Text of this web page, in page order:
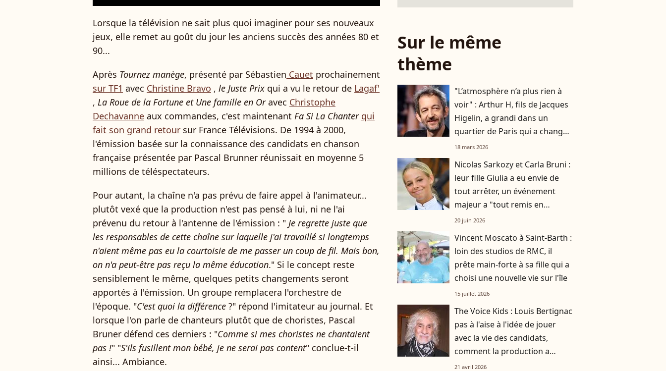
Lorsque la télévision ne sait plus quoi imaginer pour ses nouveaux
jeux, elle remet au goût du jour les anciens succès des années 80 et
90...
Après Tournez manège, présenté par Sébastien Cauet prochainement
sur TF1 avec Christine Bravo , le Juste Prix qui a vu le retour de Lagaf'
, La Roue de la Fortune et Une famille en Oravec Christophe
Dechavanne aux commandes, c'est maintenant Fa Si La Chanter qui
fait son grand retour sur France Télévisions. De 1994 à 2000,
l'émission basée sur la connaissance des candidats en chanson
française présentée par Pascal Brunner réunissait en moyenne 5
millions de téléspectateurs.
Pour autant, la chaîne n'a pas prévu de faire appel à l'animateur...
plutôt vexé que la production n'est pas pensé à lui, ni ne l'ai
prévenu du retour à l'antenne de l'émission : " Je regrette juste que
les responsables de cette chaîne sur laquelle j'ai travaillé si longtemps
n'aient même pas eu la courtoisie de me passer un coup de fil. Mais bon,
on n'a peut-être pas reçu la même éducation." Si le concept reste
sensiblement le même, quelques petits changements seront
apportés à l'émission. Un groupe remplacera l'orchestre de
l'époque. "C'est quoi la différence ?" répond l'imitateur au journal. Et
lorsque l'on parle de chanteurs plutôt que de choristes, Pascal
Bruner défend ces derniers : "Comme si mes choristes ne chantaient
pas !" "S'ils fusillent mon bébé, je ne serai pas content" conclue-t-il
ainsi... Ambiance.
Sur le même
thème
"L’atmosphère n’a plus rien à
voir" : Arthur H, fils de Jacques
Higelin, a grandi dans un
quartier de Paris qui a changé
du tout au tout
18 mars 2026
Nicolas Sarkozy et Carla Bruni :
leur fille Giulia a eu envie de
tout arrêter, un événement
majeur a "tout remis en
question"
20 juin 2026
Vincent Moscato à Saint-Barth :
loin des studios de RMC, il
prête main-forte à sa fille qui a
choisi une nouvelle vie sur l'île
15 juillet 2026
The Voice Kids : Louis Bertignac
pas à l'aise à l'idée de jouer
avec la vie des candidats,
comment la production a
réussi à le faire rempiler
21 avril 2026